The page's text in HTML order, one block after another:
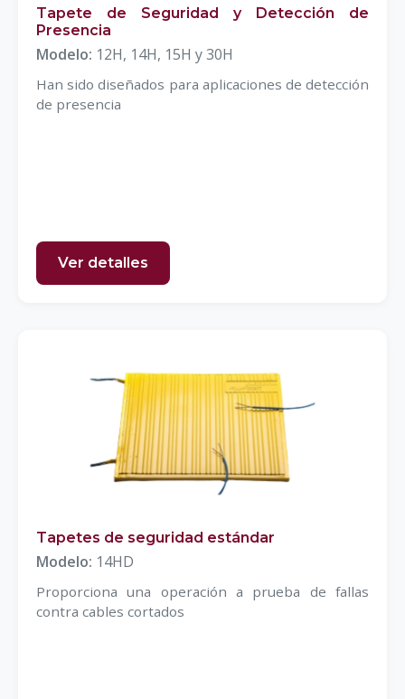
Tapete de Seguridad y Detección de
Presencia
Modelo: 12H, 14H, 15H y 30H
Han sido diseñados para aplicaciones de detección
de presencia
Ver detalles
Tapetes de seguridad estándar
Modelo: 14HD
Proporciona una operación a prueba de fallas
contra cables cortados